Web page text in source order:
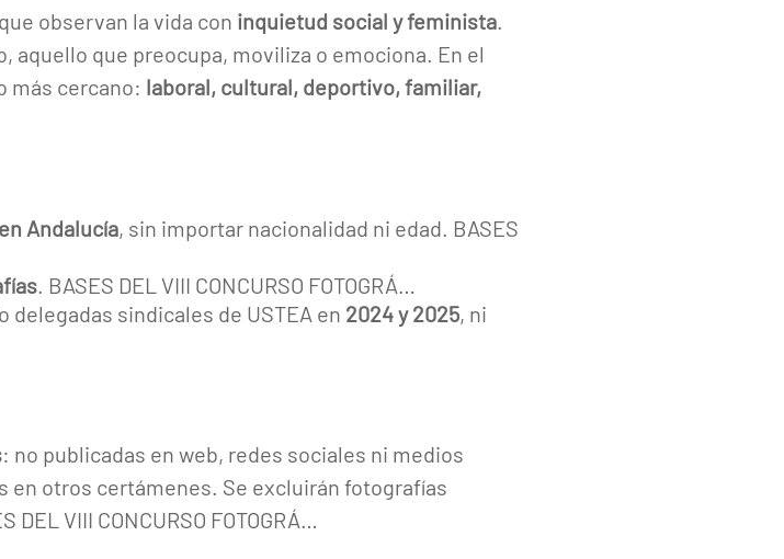
observan la vida con inquietud social y feminista
aquello que preocupa, moviliza o emociona. En el
más cercano: laboral, cultural, deportivo, familiar,
Andalucía, sin importar nacionalidad ni edad. BASES
. BASES DEL VIII CONCURSO FOTOGRÁ…
sindicales de USTEA en 2024 y 2025, ni
: no publicadas en web, redes sociales ni medios
en otros certámenes. Se excluirán fotografías
VIII CONCURSO FOTOGRÁ…